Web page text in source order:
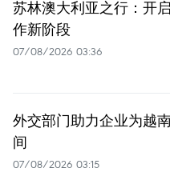
苏林澳大利亚之行：开
作新阶段
07/08/2026 03:36
外交部门助力企业为越
间
07/08/2026 03:15